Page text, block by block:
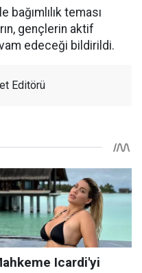
bağımlılık teması
gençlerin aktif
edeceği bildirildi.
Editörü